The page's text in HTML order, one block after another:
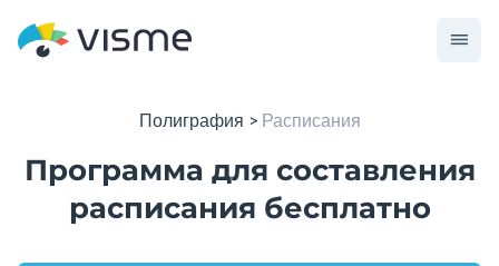
Полиграфия Расписания
Программа для составления
расписания бесплатно